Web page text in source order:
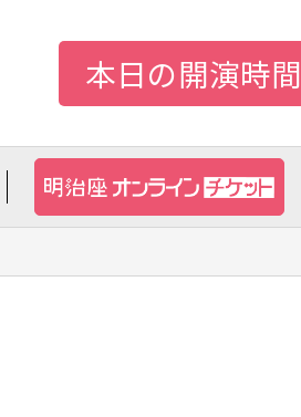
本日の開演時間